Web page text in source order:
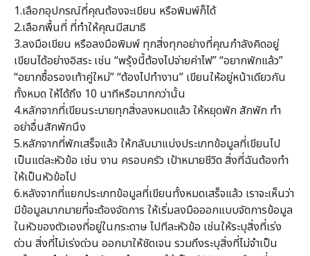
1.เลือกอุปกรณ์ที่คุณต้องจะเขียน หรือพิมพ์ก็ได้
2.เลือกพื้นที่ ที่ทำให้คุณมีสมาธิ
3.ลงมือเขียน หรือลงมือพิมพ์ ทุกสิ่งทุกอย่างที่คุณกำลังคิดอยู่
เขียนได้อย่างอิสระ เช่น “พรุ้งนี้ต้องไปจ่ายค่าไฟ” “อยากพักแล้ว”
“อยากซื้อรองเท้าคู่ใหม่” “ต้องไปทำงาน” เขียนให้อยู่หน้าเดียวกัน
ทั้งหมด ให้ได้ถึง 10 นาทีหรือมากกว่านั้น
4.หลักจากที่เขียนระบายทุกสิ่งลงหมดแล้ว ให้หยุดพัก สักพัก ทำ
อย่าอื่นสักพักนึง
5.หลักจากที่พักเสร็จแล้ว ให้กลับมาแบ่งประเภทข้อมูลที่เขียนไป
เป็นแต่ละหัวข้อ เช่น งาน ครอบครัว เป้าหมายชีวิต สิ่งที่ฉันต้องทำ
ให้เป็นหัวข้อไป
6.หลังจากที่แยกประเภทข้อมูลที่เขียนทั้งหมดเสร็จแล้ว เราจะเห็นว่า
มีข้อมูลมากมายที่จะต้องจัดการ ให้เริ่มลงมือออกแบบจัดการข้อมูล
ในหัวของตัวเองที่อยู่ในกระดาษ ไปทีละหัวข้อ เช่นให้ระบุสิ่งที่เร่ง
ด่วน สิ่งที่ไม่เร่งด่วน ออกมาให้ชัดเจน รวมถึงระบุสิ่งที่ไม่จำเป็น